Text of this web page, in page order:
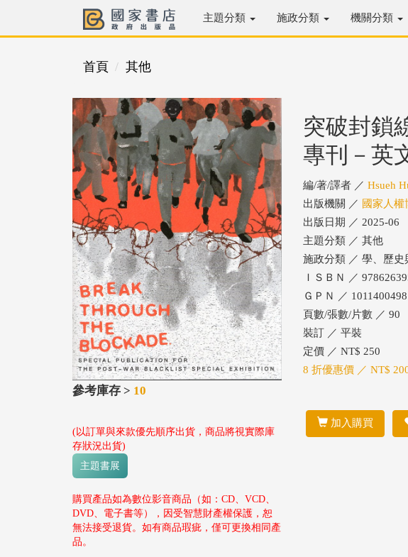
主題分類 施政分類 機關分類
首頁 其他
參考庫存 > 10
(以訂單與來款優先順序出貨，商品將視實際庫
存狀況出貨)
主題書展
購買產品如為數位影音商品（如：CD、VCD、
DVD、電子書等），因受智慧財產權保護，恕
無法接受退貨。如有商品瑕疵，僅可更換相同產
品。
突破封鎖
專刊－英
編/著/譯者 ／ Hsueh
出版機關 ／ 國家人權
出版日期 ／ 2025-06
主題分類 ／ 其他
施政分類 ／ 學、歷史
ＩＳＢＮ ／
ＧＰＮ ／ 1011400498
頁數/張數/片數 ／ 90
裝訂 ／ 平裝
定價 ／ NT$ 250
8 折優惠價 ／ NT$
加入購買